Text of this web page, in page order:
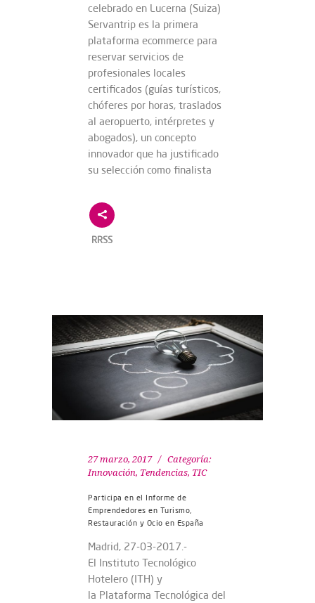
celebrado en Lucerna (Suiza)
Servantrip es la primera
plataforma ecommerce para
reservar servicios de
profesionales locales
certificados (guías turísticos,
chóferes por horas, traslados
al aeropuerto, intérpretes y
abogados), un concepto
innovador que ha justificado
su selección como finalista
RRSS
27 marzo, 2017
Categoría:
Innovación, Tendencias, TIC
Participa en el Informe de
Emprendedores en Turismo,
Restauración y Ocio en España
Madrid, 27-03-2017.-
El Instituto Tecnológico
Hotelero (ITH) y
la Plataforma Tecnológica del